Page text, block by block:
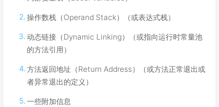
操作数栈（Operand Stack）（或表达式栈）
动态链接（Dynamic Linking）（或指向运行时常量池
的方法引用）
方法返回地址（Return Address）（或方法正常退出或
者异常退出的定义）
一些附加信息